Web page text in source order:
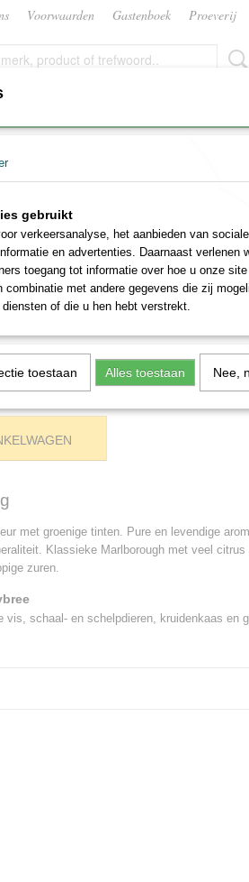
Voorwaarden Gastenboek Proeverij
The Ned
btw 21%)
met groenige tinten. Pure en levendige
Klassieke Marlborough met veel
zuren.
vis, schaal- en schelpdieren, kruidenkaas en
gebruikt
verkeersanalyse, het aanbieden van
en advertenties. Daarnaast verlenen
toegang tot informatie over hoe u onze
combinatie met andere gegevens die zij
of die u hen hebt verstrekt.
toestaan Alles toestaan Nee,